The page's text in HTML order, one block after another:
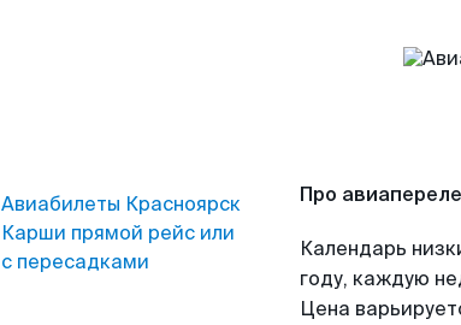
Авиабилеты Красноярск
Карши прямой рейс или
с пересадками
Про
Календарь
году, каждую
Цена